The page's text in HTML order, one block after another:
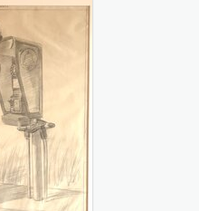
et illustrations
fonctionnalités